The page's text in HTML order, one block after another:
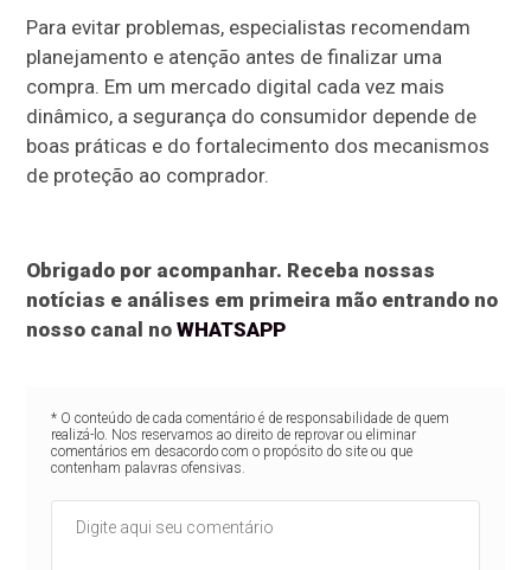
Para evitar problemas, especialistas recomendam
planejamento e atenção antes de finalizar uma
compra. Em um mercado digital cada vez mais
dinâmico, a segurança do consumidor depende de
boas práticas e do fortalecimento dos mecanismos
de proteção ao comprador.
Obrigado por acompanhar. Receba nossas
notícias e análises em primeira mão entrando no
nosso canal noWHATSAPP
* O conteúdo de cada comentário é de responsabilidade de quem
realizá-lo. Nos reservamos ao direito de reprovar ou eliminar
comentários em desacordo com o propósito do site ou que
contenham palavras ofensivas.